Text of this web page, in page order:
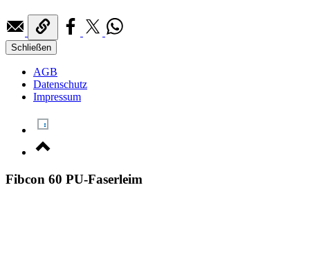
Schließen
AGB
Datenschutz
Impressum
Fibcon 60 PU-Faserleim